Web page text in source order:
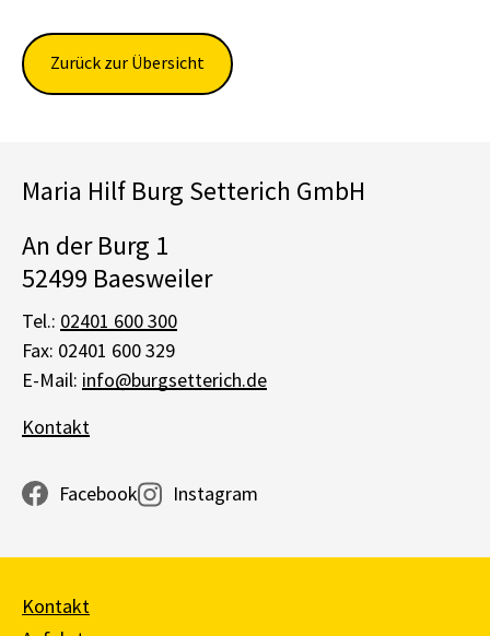
Zurück zur Übersicht
Maria Hilf Burg Setterich GmbH
An der Burg 1
52499 Baesweiler
Tel.: 02401 600 300
Fax: 02401 600 329
E-Mail: info@burgsetterich.de
Kontakt
Facebook Instagram
Kontakt